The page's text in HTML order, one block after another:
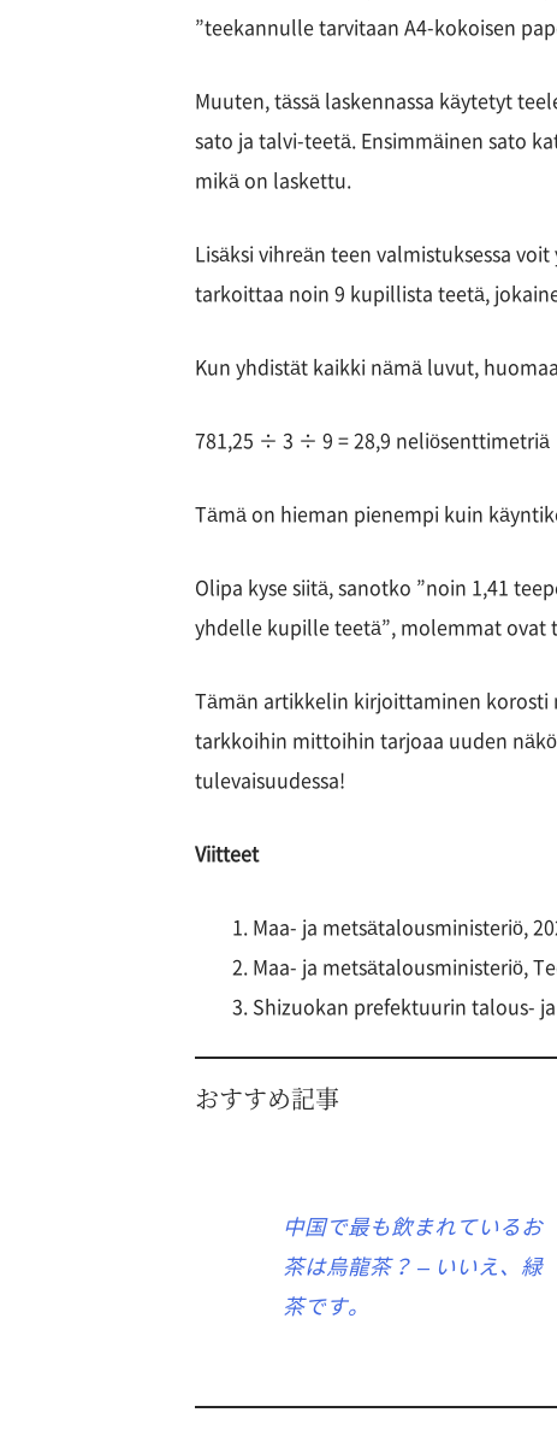
”teekannulle tarvitaan A4-kokoisen
Muuten, tässä laskennassa käytetyt
sato ja talvi-teetä. Ensimmäinen sato
mikä on laskettu.
Lisäksi vihreän teen valmistuksessa
tarkoittaa noin 9 kupillista teetä,
Kun yhdistät kaikki nämä luvut,
781,25 ÷ 3 ÷ 9 = 28,9 neliösenttimetriä
Tämä on hieman pienempi kuin
Olipa kyse siitä, sanotko ”noin 1,41
yhdelle kupille teetä”, molemmat ovat
Tämän artikkelin kirjoittaminen korosti
tarkkoihin mittoihin tarjoaa uuden
tulevaisuudessa!
Viitteet
Maa- ja metsätalousministeriö,
Maa- ja metsätalousministeriö,
Shizuokan prefektuurin talous-
おすすめ記事
中国で最も飲まれているお
茶は烏龍茶？ – いいえ、緑
茶です。